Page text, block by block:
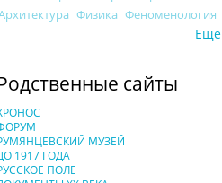
Физика Феноменология
Еще
сайты
МУЗЕЙ
1917 ГОДА
ПОЛЕ